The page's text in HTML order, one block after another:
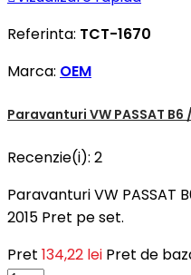
Referinta: TCT-1670
Marca: OEM
Paravanturi VW PASSAT
Recenzie(i): 2
Paravanturi VW
2015 Pret pe set.
Pret 134,22 lei Pret de